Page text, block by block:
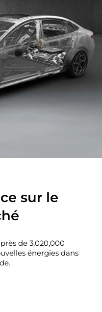
sur le
de 3,020,000
énergies dans